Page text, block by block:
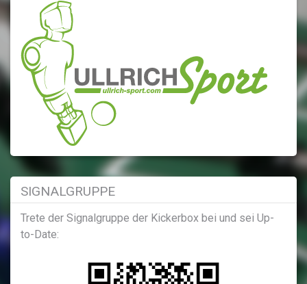
SIGNALGRUPPE
Trete der Signalgruppe der Kickerbox bei und sei Up-
to-Date: